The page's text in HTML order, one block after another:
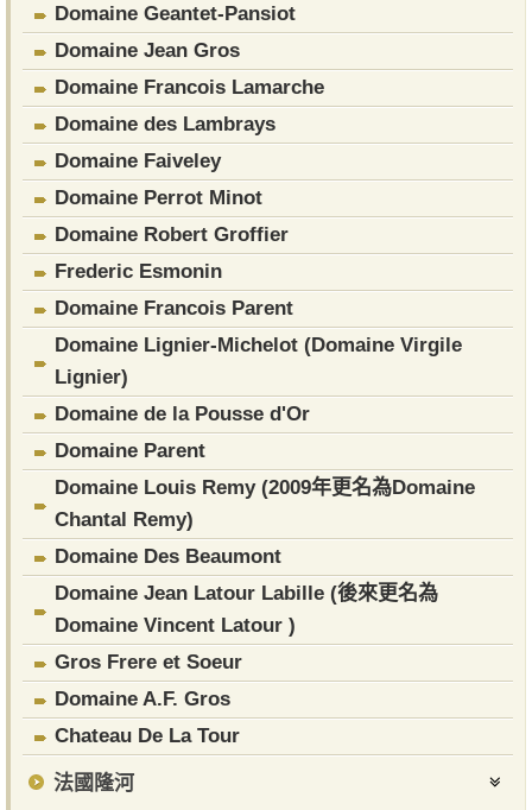
Domaine Geantet-Pansiot
Domaine Jean Gros
Domaine Francois Lamarche
Domaine des Lambrays
Domaine Faiveley
Domaine Perrot Minot
Domaine Robert Groffier
Frederic Esmonin
Domaine Francois Parent
Domaine Lignier-Michelot (Domaine Virgile
Lignier)
Domaine de la Pousse d'Or
​Domaine Parent
Domaine Louis Remy (2009年更名為Domaine
Chantal Remy)
Domaine Des Beaumont
Domaine Jean Latour Labille (後來更名為
Domaine Vincent Latour )
Gros Frere et Soeur
Domaine A.F. Gros
Chateau De La Tour
法國隆河